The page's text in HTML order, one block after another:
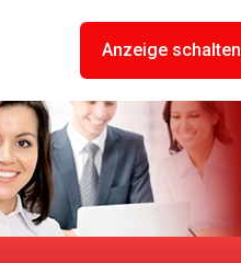
Anzeige schalten